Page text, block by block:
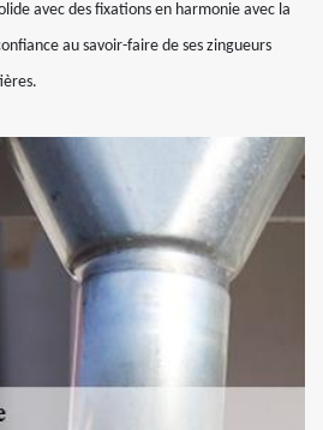
avec des fixations en harmonie avec la
au savoir-faire de ses zingueurs